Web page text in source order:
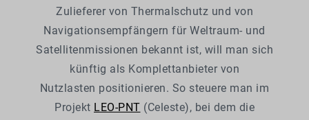
Zulieferer von Thermalschutz und von
Navigationsempfängern für Weltraum- und
Satellitenmissionen bekannt ist, will man sich
künftig als Komplettanbieter von
Nutzlasten positionieren. So steuere man im
Projekt LEO-PNT (Celeste), bei dem die